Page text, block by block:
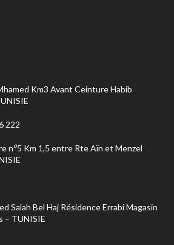
Km3 Avant Ceinture Habib
222
no5 Km 1,5 entre Rte Aïn et Menzel
Salah Bel Haj Résidence Errabi Magasin
– TUNISIE